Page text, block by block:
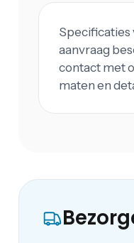
Specificaties
aanvraag
contact met
maten en